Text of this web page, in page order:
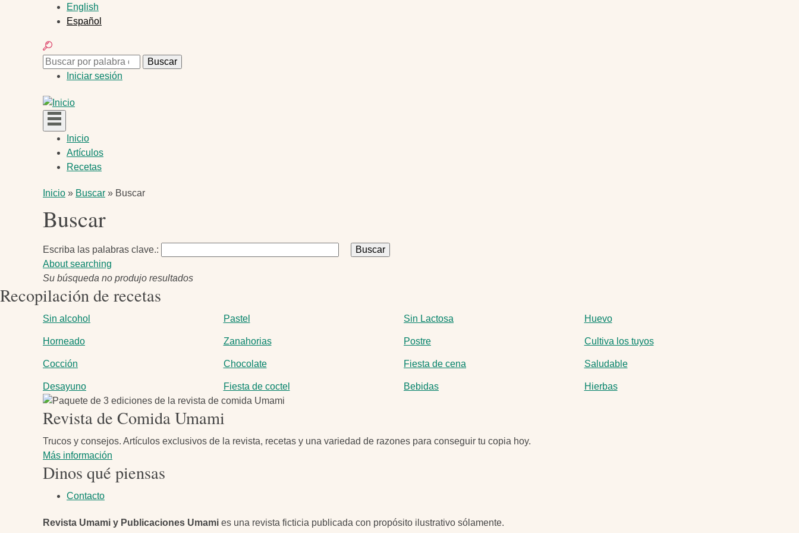
English
Español
Buscar
Buscar
Menú
de
cuenta
de
usuario
Iniciar sesión
Navegación
principal
Inicio
Artículos
Recetas
Ruta
de
Inicio Buscar Buscar
Buscar
Escriba las palabras clave.
About searching
Su búsqueda no produjo resultados
Recopilación de recetas
Sin alcohol
Horneado
Cocción
Desayuno
Pastel
Zanahorias
Chocolate
Fiesta de coctel
Sin Lactosa
Postre
Fiesta de cena
Bebidas
Huevo
Cultiva los tuyos
Saludable
Hierbas
Imagen
Revista de Comida Umami
Trucos y consejos. Artículos exclusivos de la revista, recetas y una variedad de razones para conseguir tu copia hoy.
Más información
Dinos qué piensas
Contacto
Revista Umami y Publicaciones Umami es una revista ficticia publicada con propósito ilustrativo sólamente.